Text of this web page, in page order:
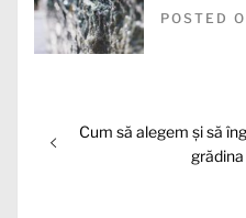
POSTED
Navigare
în
Articolul
Cum să alegem și să